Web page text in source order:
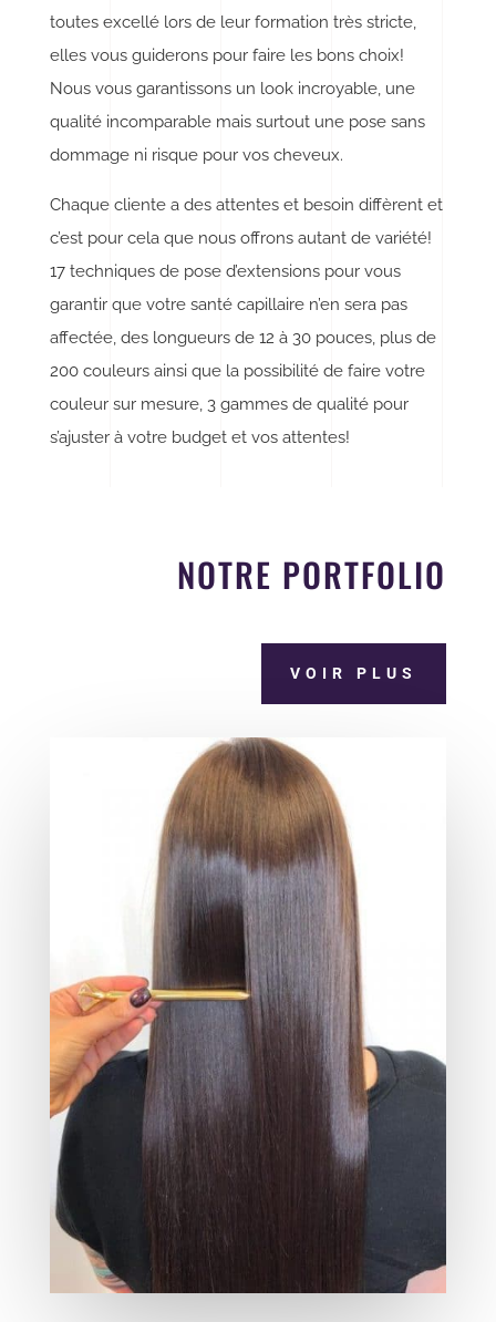
toutes excellé lors de leur formation très stricte,
elles vous guiderons pour faire les bons choix!
Nous vous garantissons un look incroyable, une
qualité incomparable mais surtout une pose sans
dommage ni risque pour vos cheveux.
Chaque cliente a des attentes et besoin diffèrent et
c’est pour cela que nous offrons autant de variété!
17 techniques de pose d’extensions pour vous
garantir que votre santé capillaire n’en sera pas
affectée, des longueurs de 12 à 30 pouces, plus de
200 couleurs ainsi que la possibilité de faire votre
couleur sur mesure, 3 gammes de qualité pour
s’ajuster à votre budget et vos attentes!
NOTRE PORTFOLIO
VOIR PLUS